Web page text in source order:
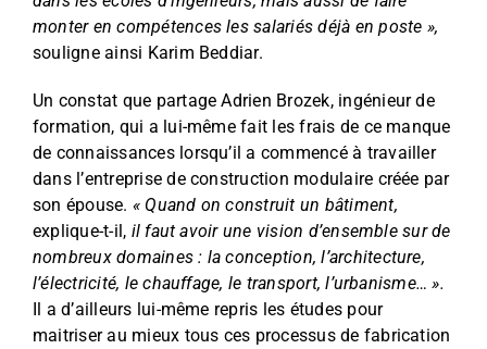
monter en compétences les salariés déjà en poste »,
souligne ainsi Karim Beddiar.
Un constat que partage Adrien Brozek, ingénieur de
formation, qui a lui-même fait les frais de ce manque
de connaissances lorsqu’il a commencé à travailler
dans l’entreprise de construction modulaire créée par
son épouse. « Quand on construit un bâtiment,
explique-t-il, il faut avoir une vision d’ensemble sur de
nombreux domaines : la conception, l’architecture,
l’électricité, le chauffage, le transport, l’urbanisme… ».
Il a d’ailleurs lui-même repris les études pour
maitriser au mieux tous ces processus de fabrication